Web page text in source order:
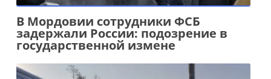
В Мордовии сотрудники ФСБ
задержали России: подозрение в
государственной измене